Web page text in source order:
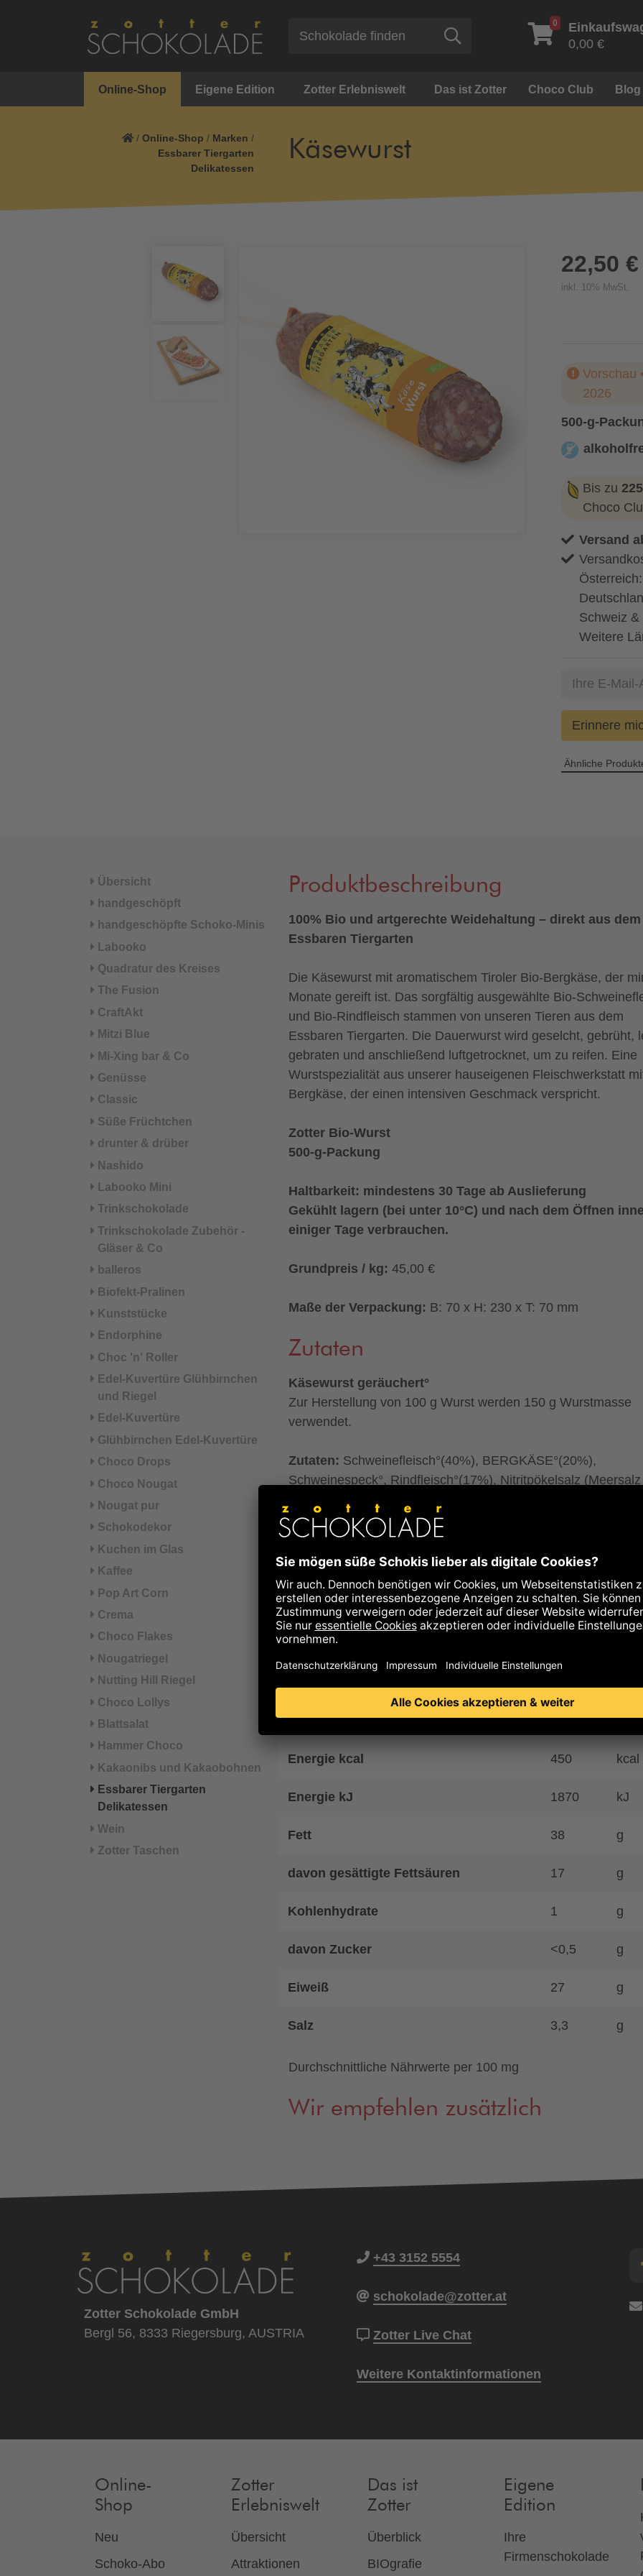
0
0,00 €
Online-Shop Eigene Edition Zotter Erlebniswelt Das ist Zotter Choco Club Blog
/ Online-Shop / Marken /
Essbarer Tiergarten
Delikatessen
Käsewurst
22,50 €
inkl. 10% MwSt.
Vorschau
2026
500-g-
Bis zu
Choco
Versand
Schweiz
Weitere
Erinnere
Ähnliche
Übersicht
handgeschöpft
handgeschöpfte Schoko-Minis
Labooko
Quadratur des Kreises
The Fusion
CraftAkt
Mitzi Blue
Mi-Xing bar & Co
Genüsse
Classic
Süße Früchtchen
drunter & drüber
Nashido
Labooko Mini
Trinkschokolade
Trinkschokolade Zubehör -
Gläser & Co
balleros
Biofekt-Pralinen
Kunststücke
Endorphine
Choc 'n' Roller
Edel-Kuvertüre Glühbirnchen
und Riegel
Edel-Kuvertüre
Glühbirnchen Edel-Kuvertüre
Choco Drops
Choco Nougat
Nougat pur
Schokodekor
Kuchen im Glas
Kaffee
Pop Art Corn
Crema
Choco Flakes
Nougatriegel
Nutting Hill Riegel
Choco Lollys
Blattsalat
Hammer Choco
Kakaonibs und Kakaobohnen
Essbarer Tiergarten
Delikatessen
Wein
Zotter Taschen
Produktbeschreibung
100% Bio und artgerechte Weidehaltung – direkt aus dem
Essbaren Tiergarten
Die Käsewurst mit aromatischem Tiroler Bio-Bergkäse, der
Monate gereift ist. Das sorgfältig ausgewählte Bio-
und Bio-Rindfleisch stammen von unseren Tieren aus dem
Essbaren Tiergarten. Die Dauerwurst wird geselcht, gebrüht,
gebraten und anschließend luftgetrocknet, um zu reifen. Eine
Wurstspezialität aus unserer hauseigenen Fleischwerkstatt
Bergkäse, der einen intensiven Geschmack verspricht.
Zotter Bio-Wurst
500-g-Packung
Haltbarkeit: mindestens 30 Tage ab Auslieferung
Gekühlt lagern (bei unter 10°C) und nach dem Öffnen
einiger Tage verbrauchen.
Grundpreis / kg: 45,00 €
Maße der Verpackung: B: 70 x H: 230 x T: 70 mm
Zutaten
Käsewurst geräuchert°
Zur Herstellung von 100 g Wurst werden 150 g Wurstmasse
verwendet.
Zutaten: Schweinefleisch°(40%), BERGKÄSE°(20%),
Schweinespeck°, Rindfleisch°(17%), Nitritpökelsalz (Meersalz
Gewürze°, Dextrose°, Rohrohrzucker°, Acerolafruchtpulver°
(Acerolafruchtbestandteile°, Maltodextrin°), natürlicher
Buchenrauch
°aus kontrolliert biologischer Landwirtschaft
Wursthülle nicht essbar.
Hinweis auf Allergene
Nährwerte
Energie kcal 450 kcal
Energie kJ 1870 kJ
Fett 38 g
davon gesättigte Fettsäuren 17 g
Kohlenhydrate 1 g
davon Zucker <0,5 g
Eiweiß 27 g
Salz 3,3 g
Durchschnittliche Nährwerte per 100 mg
Wir empfehlen zusätzlich
Zotter Schokolade GmbH
Bergl 56, 8333 Riegersburg, AUSTRIA
+43 3152 5554
schokolade@zotter.at
Zotter Live Chat
Weitere Kontaktinformationen
Online-
Shop
Neu
Schoko-Abo
Zotter
Erlebniswelt
Übersicht
Attraktionen
Das ist
Zotter
Überblick
BIOgrafie
Eigene
Edition
Ihre
Firmenschokolade